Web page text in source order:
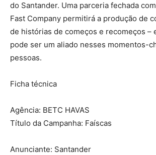
do Santander. Uma parceria fechada
Fast Company permitirá a produção de
de histórias de começos e recomeços –
pode ser um aliado nesses momentos-
pessoas.
Ficha técnica
Agência: BETC HAVAS
Título da Campanha: Faíscas
Anunciante: Santander